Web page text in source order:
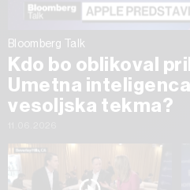
Bloomberg Talk
Kdo bo oblikoval
Umetna
vesoljska tekma?